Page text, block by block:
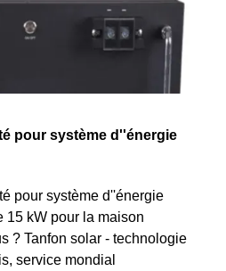
pour système d''énergie
pour système d''énergie
15 kW pour la maison
? Tanfon solar - technologie
service mondial